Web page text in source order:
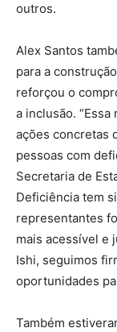
outros.
Alex Santos
para a
reforçou o
a inclusão.
ações concretas
pessoas com
Secretaria de
Deficiência tem
representantes
mais acessível e
Ishi, seguimos
oportunidades
Também